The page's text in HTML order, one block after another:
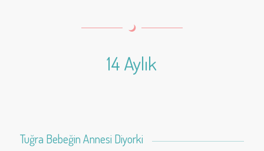
14 Aylık
Tuğra Bebeğin Annesi Diyorki